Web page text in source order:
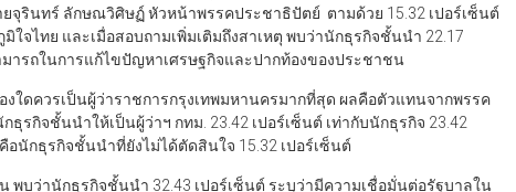
ยจุรินทร์ ลักษณวิศิษฏ์ หัวหน้าพรรคประชาธิปัตย์ ตามด้วย 15.32 เปอร์เซ็นต์
จไทย และเมื่อสอบถามเพิ่มเติมถึงสาเหตุ พบว่านักธุรกิจชั้นนำ 22.17
มารถในการแก้ไขปัญหาเศรษฐกิจและปากท้องของประชาชน
งใดควรเป็นผู้ว่าราชการกรุงเทพมหานครมากที่สุด ผลคือตัวแทนจากพรรค
รกิจชั้นนำให้เป็นผู้ว่าฯ กทม. 23.42 เปอร์เซ็นต์ เท่ากับนักธุรกิจ 23.42
อนักธุรกิจชั้นนำที่ยังไม่ได้ตัดสินใจ 15.32 เปอร์เซ็นต์
บว่านักธุรกิจชั้นนำ 32.43 เปอร์เซ็นต์ ระบุว่ามีความเชื่อมั่นต่อรัฐบาลใน